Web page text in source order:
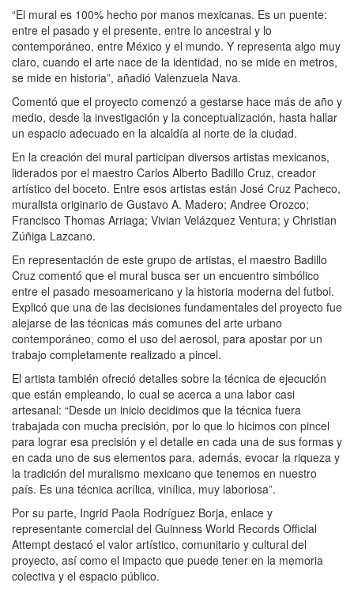
“El mural es 100% hecho por manos mexicanas. Es un puente:
entre el pasado y el presente, entre lo ancestral y lo
contemporáneo, entre México y el mundo. Y representa algo muy
claro, cuando el arte nace de la identidad, no se mide en metros,
se mide en historia”, añadió Valenzuela Nava.
Comentó que el proyecto comenzó a gestarse hace más de año y
medio, desde la investigación y la conceptualización, hasta hallar
un espacio adecuado en la alcaldía al norte de la ciudad.
En la creación del mural participan diversos artistas mexicanos,
liderados por el maestro Carlos Alberto Badillo Cruz, creador
artístico del boceto. Entre esos artistas están José Cruz Pacheco,
muralista originario de Gustavo A. Madero; Andree Orozco;
Francisco Thomas Arriaga; Vivian Velázquez Ventura; y Christian
Zúñiga Lazcano.
En representación de este grupo de artistas, el maestro Badillo
Cruz comentó que el mural busca ser un encuentro simbólico
entre el pasado mesoamericano y la historia moderna del futbol.
Explicó que una de las decisiones fundamentales del proyecto fue
alejarse de las técnicas más comunes del arte urbano
contemporáneo, como el uso del aerosol, para apostar por un
trabajo completamente realizado a pincel.
El artista también ofreció detalles sobre la técnica de ejecución
que están empleando, lo cual se acerca a una labor casi
artesanal: “Desde un inicio decidimos que la técnica fuera
trabajada con mucha precisión, por lo que lo hicimos con pincel
para lograr esa precisión y el detalle en cada una de sus formas y
en cada uno de sus elementos para, además, evocar la riqueza y
la tradición del muralismo mexicano que tenemos en nuestro
país. Es una técnica acrílica, vinílica, muy laboriosa”.
Por su parte, Ingrid Paola Rodríguez Borja, enlace y
representante comercial del Guinness World Records Official
Attempt destacó el valor artístico, comunitario y cultural del
proyecto, así como el impacto que puede tener en la memoria
colectiva y el espacio público.